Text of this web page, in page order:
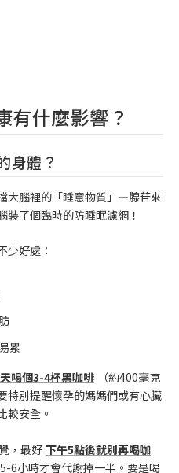
有什麼影響？
身體？
大腦裡的「睡意物質」—腺苷來
了個臨時的防睡眠濾網！
少好處：
累
喝個3-4杯黑咖啡
（約400毫克
特別提醒懷孕的媽媽們或有心臟
較安全。
，最好 下午5點後就別再喝咖
6小時才會代謝掉一半。要是喝